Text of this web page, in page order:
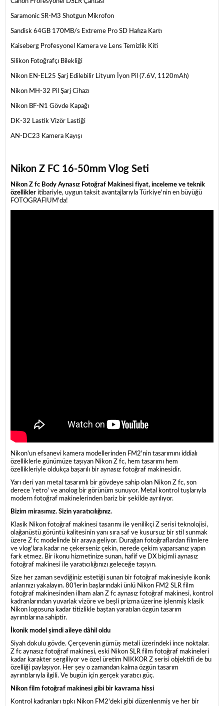
Nikon Z FC 16-50mm Vlog Seti
Nikon Z fc Body Aynasız Fotoğraf Makinesi fiyat, inceleme ve teknik
özellikler itibariyle, uygun taksit avantajlarıyla Türkiye'nin en büyüğü
FOTOGRAFIUM'da!
Nikon'un efsanevi kamera modellerinden FM2'nin tasarımını iddialı
özelliklerle günümüze taşıyan Nikon Z fc, hem tasarımı hem
özellikleriyle oldukça başarılı bir aynasız fotoğraf makinesidir.
Yarı deri yarı metal tasarımlı bir gövdeye sahip olan Nikon Z fc, son
derece 'retro' ve anolog bir görünüm sunuyor. Metal kontrol tuşlarıyla
modern fotoğraf makinelerinden bariz bir şekilde ayrılıyor.
Bizim mirasımız. Sizin yaratıcılığınız.
Klasik Nikon fotoğraf makinesi tasarımı ile yenilikçi Z serisi teknolojisi,
olağanüstü görüntü kalitesinin yanı sıra saf ve kusursuz bir stil sunmak
üzere Z fc modelinde bir araya geliyor. Durağan fotoğraflardan filmlere
ve vlog'lara kadar ne çekerseniz çekin, nerede çekim yaparsanız yapın
fark etmez. Bir ikonu hizmetinize sunan, hafif ve DX biçimli aynasız
fotoğraf makinesi ile yaratıcılığınızı geleceğe taşıyın.
Size her zaman sevdiğiniz estetiği sunan bir fotoğraf makinesiyle ikonik
anlarınızı yakalayın. 80'lerin başlarındaki ünlü Nikon FM2 SLR film
fotoğraf makinesinden ilham alan Z fc aynasız fotoğraf makinesi, kontrol
kadranlarından yuvarlak vizöre ve beşli prizma üzerine işlenmiş klasik
Nikon logosuna kadar titizlikle baştan yaratılan özgün tasarım
ayrıntılarına sahiptir.
İkonik model şimdi aileye dâhil oldu
Siyah dokulu gövde. Çerçevenin gümüş metali üzerindeki ince noktalar.
Z fc aynasız fotoğraf makinesi, eski Nikon SLR film fotoğraf makineleri
kadar karakter sergiliyor ve özel üretim NIKKOR Z serisi objektifi de bu
özelliği paylaşıyor. Her şey o zamandan kalma özgün tasarım
ayrıntılarıyla ilgili. Ve bugün için gerçek yaratıcı güç.
Nikon film fotoğraf makinesi gibi bir kavrama hissi
Kontrol kadranları tıpkı Nikon FM2'deki gibi düzenlenmiş ve her bir
Saramonic SR-M3 Shotgun Mikrofon
Sandisk 64GB 170MB/s Extreme Pro SD Hafıza Kartı
Kaiseberg Profesyonel Kamera ve Lens Temizlik Kiti
Silikon Fotoğrafçı Bilekliği
Nikon EN-EL25 Şarj Edilebilir Lityum İyon Pil (7.6V, 1120mAh)
Nikon MH-32 Pil Şarj Cihazı
Nikon BF-N1 Gövde Kapağı
DK-32 Lastik Vizör Lastiği
AN-DC23 Kamera Kayışı